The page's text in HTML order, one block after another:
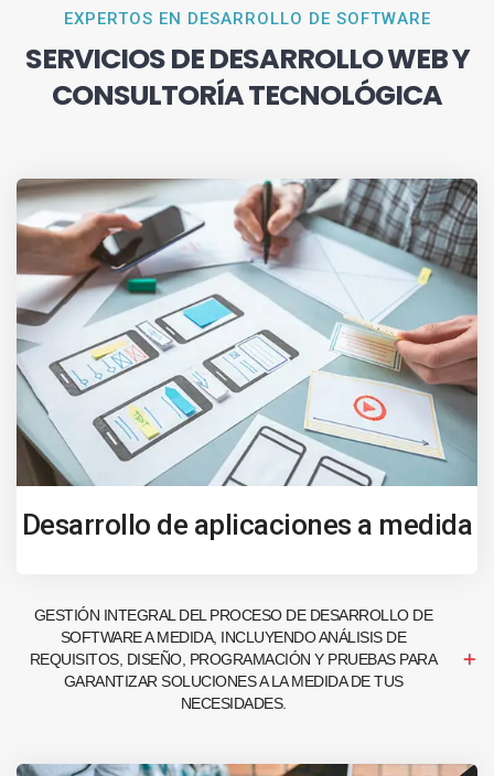
EXPERTOS EN DESARROLLO DE SOFTWARE
SERVICIOS DE DESARROLLO WEB Y
CONSULTORÍA TECNOLÓGICA
Desarrollo de aplicaciones a medida
GESTIÓN INTEGRAL DEL PROCESO DE DESARROLLO DE
SOFTWARE A MEDIDA, INCLUYENDO ANÁLISIS DE
REQUISITOS, DISEÑO, PROGRAMACIÓN Y PRUEBAS PARA
GARANTIZAR SOLUCIONES A LA MEDIDA DE TUS
NECESIDADES.